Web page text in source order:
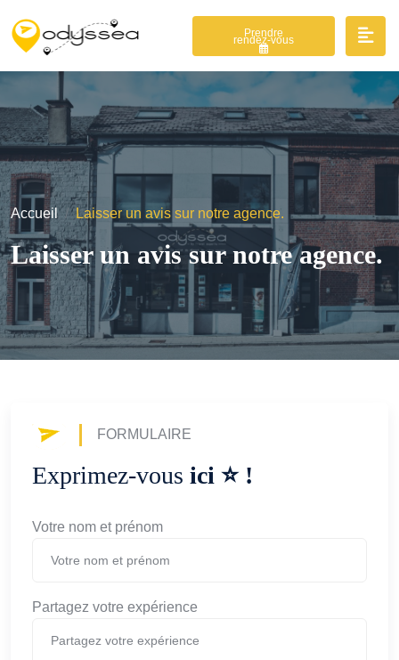
Prendre
rendez-vous
Accueil Laisser un avis sur notre agence.
Laisser un avis sur notre agence.
FORMULAIRE
Exprimez-vous ici ⭐️ !
Votre nom et prénom
Partagez votre expérience